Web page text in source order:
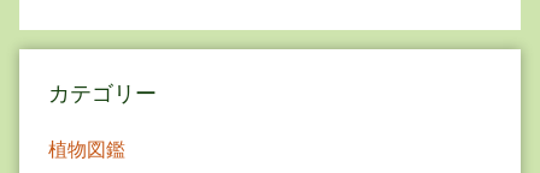
ビ
ー
カテゴリー
植物図鑑